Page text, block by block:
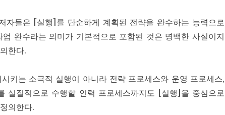
자들은 [실행]를 단순하게 계획된 전략을 완수하는 능력으로
완수라는 의미가 기본적으로 포함된 것은 명백한 사실이지
한다.
키는 소극적 실행이 아니라 전략 프로세스와 운영 프로세스,
질적으로 수행할 인력 프로세스까지도 [실행]을 중심으로
의한다.